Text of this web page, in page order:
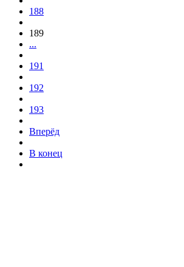
188
189
...
191
192
193
Вперёд
В конец